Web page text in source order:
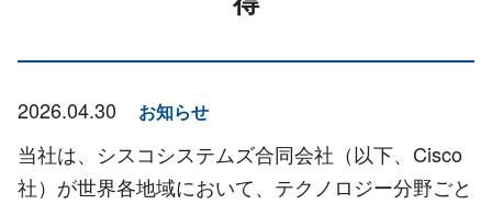
2026.04.30 お知らせ
当社は、シスコシステムズ合同会社（以下、Cisco
社）が世界各地域において、テクノロジー分野ごと